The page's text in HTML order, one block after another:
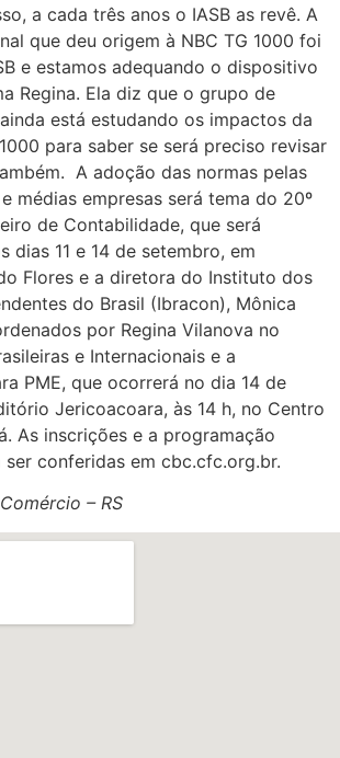
a cada três anos o IASB as revê. A
que deu origem à NBC TG 1000 foi
e estamos adequando o dispositivo
Regina. Ela diz que o grupo de
está estudando os impactos da
para saber se será preciso revisar
A adoção das normas pelas
médias empresas será tema do 20º
de Contabilidade, que será
dias 11 e 14 de setembro, em
Flores e a diretora do Instituto dos
do Brasil (Ibracon), Mônica
por Regina Vilanova no
e Internacionais e a
PME, que ocorrerá no dia 14 de
Jericoacoara, às 14 h, no Centro
As inscrições e a programação
conferidas em cbc.cfc.org.br.
– RS